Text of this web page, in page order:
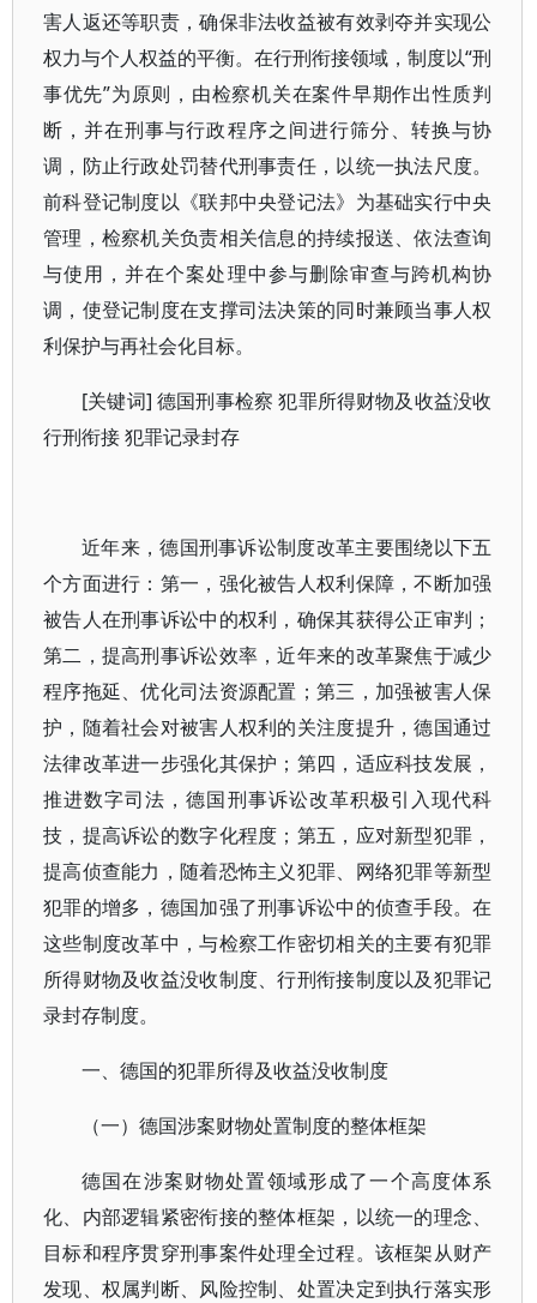
害人返还等职责，确保非法收益被有效剥夺并实现公
权力与个人权益的平衡。在行刑衔接领域，制度以“刑
事优先”为原则，由检察机关在案件早期作出性质判
断，并在刑事与行政程序之间进行筛分、转换与协
调，防止行政处罚替代刑事责任，以统一执法尺度。
前科登记制度以《联邦中央登记法》为基础实行中央
管理，检察机关负责相关信息的持续报送、依法查询
与使用，并在个案处理中参与删除审查与跨机构协
调，使登记制度在支撑司法决策的同时兼顾当事人权
利保护与再社会化目标。
[关键词] 德国刑事检察 犯罪所得财物及收益没收
行刑衔接 犯罪记录封存
近年来，德国刑事诉讼制度改革主要围绕以下五
个方面进行：第一，强化被告人权利保障，不断加强
被告人在刑事诉讼中的权利，确保其获得公正审判；
第二，提高刑事诉讼效率，近年来的改革聚焦于减少
程序拖延、优化司法资源配置；第三，加强被害人保
护，随着社会对被害人权利的关注度提升，德国通过
法律改革进一步强化其保护；第四，适应科技发展，
推进数字司法，德国刑事诉讼改革积极引入现代科
技，提高诉讼的数字化程度；第五，应对新型犯罪，
提高侦查能力，随着恐怖主义犯罪、网络犯罪等新型
犯罪的增多，德国加强了刑事诉讼中的侦查手段。在
这些制度改革中，与检察工作密切相关的主要有犯罪
所得财物及收益没收制度、行刑衔接制度以及犯罪记
录封存制度。
一、德国的犯罪所得及收益没收制度
（一）德国涉案财物处置制度的整体框架
德国在涉案财物处置领域形成了一个高度体系
化、内部逻辑紧密衔接的整体框架，以统一的理念、
目标和程序贯穿刑事案件处理全过程。该框架从财产
发现、权属判断、风险控制、处置决定到执行落实形